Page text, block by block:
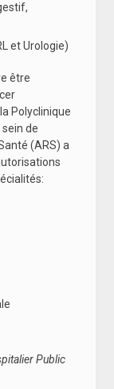
et Urologie)
être
Polyclinique
de
(ARS) a
Public